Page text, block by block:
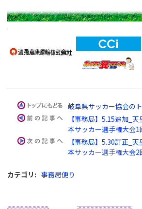
岐阜県サッカー協会の
【事務局】5.15追加_
本サッカー選手権大会1
【事務局】5.30訂正_
本サッカー選手権大会
カテゴリ : 事務局便り